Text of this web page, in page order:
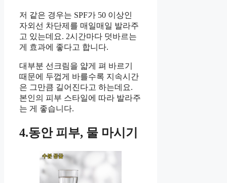
저 같은 경우는 SPF가 50 이상인
자외선 차단제를 매일매일 발라주
고 있는데요. 2시간마다 덧바르는
게 효과에 좋다고 합니다.
대부분 선크림을 얇게 펴 바르기
때문에 두껍게 바를수록 지속시간
은 그만큼 길어진다고 하는데요.
본인의 피부 스타일에 따라 발라주
는 게 좋습니다.
4.동안 피부, 물 마시기